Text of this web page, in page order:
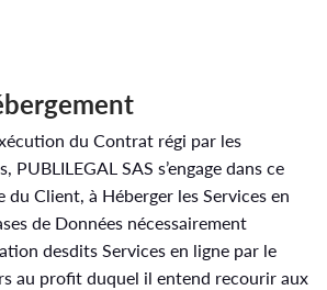
du Contrat régi par les
PUBLILEGAL SAS s’engage dans ce
du Client, à Héberger les Services en
de Données nécessairement
desdits Services en ligne par le
au profit duquel il entend recourir aux